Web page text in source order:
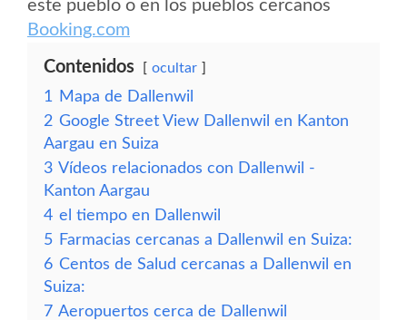
este pueblo o en los pueblos cercanos
Booking.com
Contenidos ocultar
1
Mapa de Dallenwil
2 Google Street View Dallenwil en Kanton
Aargau en Suiza
3 Vídeos relacionados con Dallenwil -
Kanton Aargau
4 el tiempo en Dallenwil
5 Farmacias cercanas a Dallenwil en Suiza:
6 Centos de Salud cercanas a Dallenwil en
Suiza:
7 Aeropuertos cerca de Dallenwil